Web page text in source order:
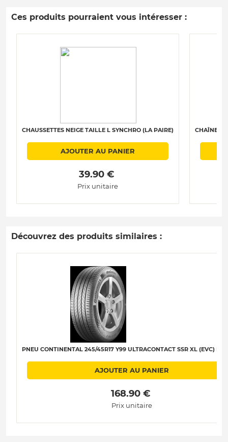
Ces produits pourraient vous intéresser :
CHAUSSETTES NEIGE TAILLE L SYNCHRO (LA PAIRE)
AJOUTER AU PANIER
39.90 €
Prix unitaire
CHAÎNES
Découvrez des produits similaires :
PNEU CONTINENTAL 245/45R17 Y99 ULTRACONTACT SSR XL (EVC) B-
AJOUTER AU PANIER
168.90 €
Prix unitaire